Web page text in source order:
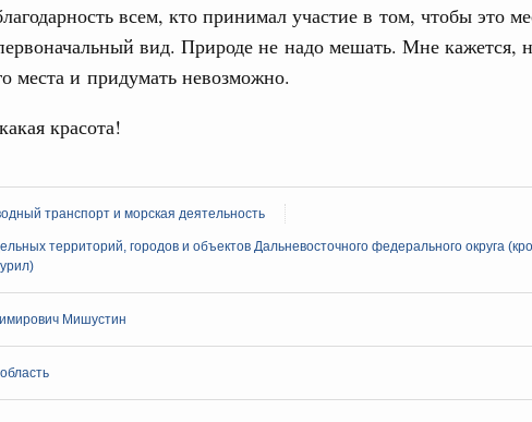
всем, кто принимал участие в том, чтобы это
вид. Природе не надо мешать. Мне кажется,
места и придумать невозможно.
красота!
транспорт и морская деятельность
территорий, городов и объектов Дальневосточного федерального округа
Мишустин
спорт
спорта впервые пройдут в рамках
гостеприимства в Российской
Михаил Мишустин ознакомился с
развития внутреннего туризма.
понедельник
Защита прав потребителей
по развитию цифровых платформ